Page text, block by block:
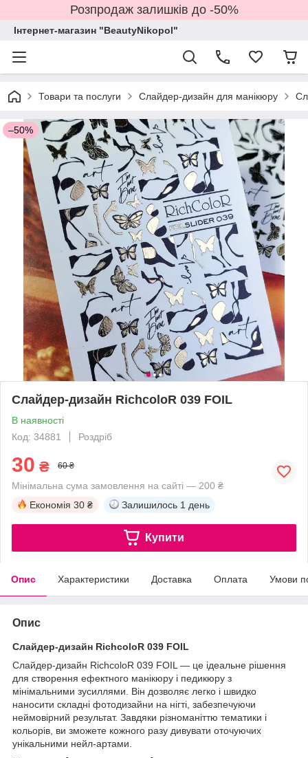
Розпродаж залишків до -50%
Інтернет-магазин "BeautyNikopol"
Товари та послуги Слайдер-дизайн для манікюру
–50%
Слайдер-дизайн RichcoloR 039 FOIL
В наявності
Код: 34881
Роздріб
30 ₴ 60 ₴
Мінімальна сума замовлення на сайті — 200 ₴
Економія 30 ₴ Залишилось 1 день
Купити
Опис Характеристики Доставка Оплата Умови
Опис
Слайдер-дизайн RichcoloR 039 FOIL
Слайдер-дизайн RichcoloR 039 FOIL — це ідеальне рішення
для створення ефектного манікюру і педикюру з
мінімальними зусиллями. Він дозволяє легко і швидко
наносити складні фотодизайни на нігті, забезпечуючи
неймовірний результат. Завдяки різноманіттю тематики і
кольорів, ви зможете кожного разу дивувати оточуючих
унікальними нейл-артами.